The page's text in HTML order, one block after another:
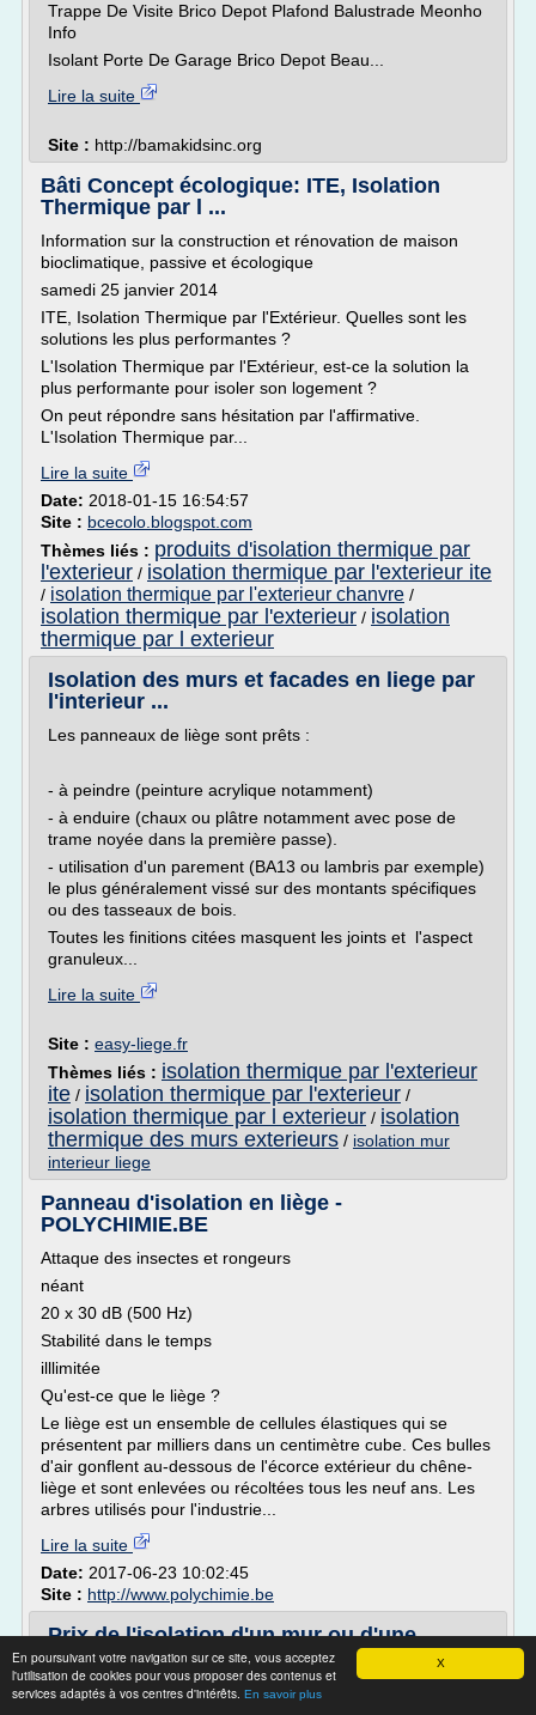
X
En poursuivant votre navigation sur ce site, vous acceptez
l'utilisation de cookies pour vous proposer des contenus et
services adaptés à vos centres d'intérêts. En savoir plus
Trappe De Visite Brico Depot Plafond Balustrade Meonho
Info
Isolant Porte De Garage Brico Depot Beau...
Lire la suite
Site : http://bamakidsinc.org
Bâti Concept écologique: ITE, Isolation
Thermique par l ...
Information sur la construction et rénovation de maison
bioclimatique, passive et écologique
samedi 25 janvier 2014
ITE, Isolation Thermique par l'Extérieur. Quelles sont les
solutions les plus performantes ?
L'Isolation Thermique par l'Extérieur, est-ce la solution la
plus performante pour isoler son logement ?
On peut répondre sans hésitation par l'affirmative.
L'Isolation Thermique par...
Lire la suite
Date: 2018-01-15 16:54:57
Site : bcecolo.blogspot.com
Thèmes liés : produits d'isolation thermique par
l'exterieur / isolation thermique par l'exterieur ite
/ isolation thermique par l'exterieur chanvre /
isolation thermique par l'exterieur / isolation
thermique par l exterieur
Isolation des murs et facades en liege par
l'interieur ...
Les panneaux de liège sont prêts :
- à peindre (peinture acrylique notamment)
- à enduire (chaux ou plâtre notamment avec pose de
trame noyée dans la première passe).
- utilisation d'un parement (BA13 ou lambris par exemple)
le plus généralement vissé sur des montants spécifiques
ou des tasseaux de bois.
Toutes les finitions citées masquent les joints et l'aspect
granuleux...
Lire la suite
Site : easy-liege.fr
Thèmes liés : isolation thermique par l'exterieur
ite / isolation thermique par l'exterieur /
isolation thermique par l exterieur / isolation
thermique des murs exterieurs / isolation mur
interieur liege
Panneau d'isolation en liège -
POLYCHIMIE.BE
Attaque des insectes et rongeurs
néant
20 x 30 dB (500 Hz)
Stabilité dans le temps
illlimitée
Qu'est-ce que le liège ?
Le liège est un ensemble de cellules élastiques qui se
présentent par milliers dans un centimètre cube. Ces bulles
d'air gonflent au-dessous de l'écorce extérieur du chêne-
liège et sont enlevées ou récoltées tous les neuf ans. Les
arbres utilisés pour l'industrie...
Lire la suite
Date: 2017-06-23 10:02:45
Site : http://www.polychimie.be
Prix de l'isolation d'un mur ou d'une
maison par l'extérieur
Trouver des chantiers